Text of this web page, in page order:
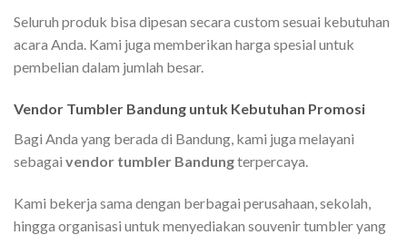
Seluruh produk bisa dipesan secara custom sesuai kebutuhan
acara Anda. Kami juga memberikan harga spesial untuk
pembelian dalam jumlah besar.
Vendor Tumbler Bandung untuk Kebutuhan Promosi
Bagi Anda yang berada di Bandung, kami juga melayani
sebagai vendor tumbler Bandungterpercaya.
Kami bekerja sama dengan berbagai perusahaan, sekolah,
hingga organisasi untuk menyediakan souvenir tumbler yang